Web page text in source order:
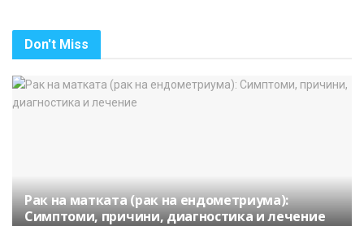
Don't Miss
Рак на матката (рак на ендометриума):
Симптоми, причини, диагностика и лечение